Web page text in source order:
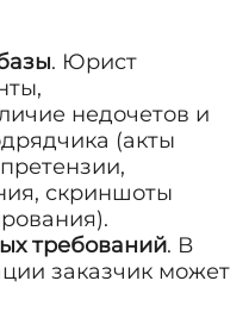
. Юрист
недочетов и
(акты
скриншоты
требований. В
заказчик может